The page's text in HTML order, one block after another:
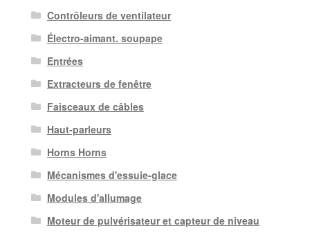
Contrôleurs de ventilateur
Électro-aimant. soupape
Entrées
Extracteurs de fenêtre
Faisceaux de câbles
Haut-parleurs
Horns Horns
Mécanismes d'essuie-glace
Modules d'allumage
Moteur de pulvérisateur et capteur de niveau